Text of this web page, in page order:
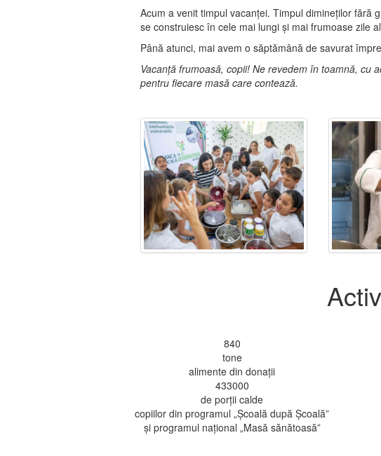
Acum a venit timpul vacanței. Timpul dimineților fără
se construiesc în cele mai lungi și mai frumoase zile
Până atunci, mai avem o săptămână de savurat
Vacanță frumoasă, copii! Ne revedem în toamnă, cu
pentru fiecare masă care contează.
840
tone
alimente din donații
433000
de porții calde
copiilor din programul „Școală după Școală”
și programul național „Masă sănătoasă”